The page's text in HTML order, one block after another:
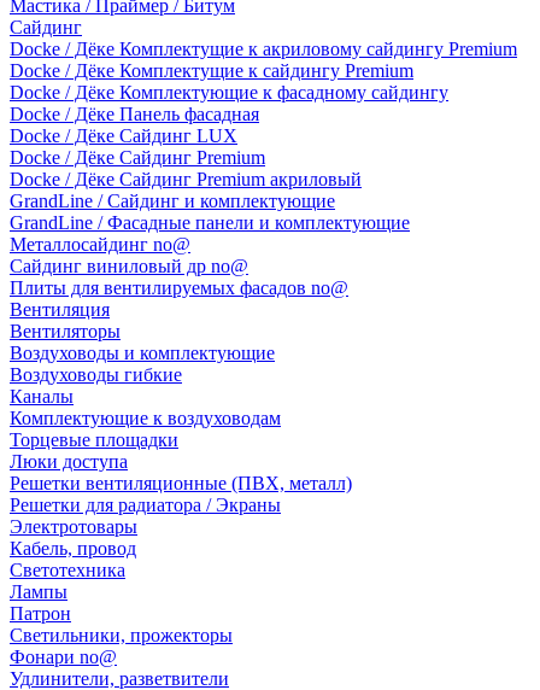
Мастика / Праймер / Битум
Сайдинг
Docke / Дёке Комплектущие к акриловому сайдингу Premium
Docke / Дёке Комплектущие к сайдингу Premium
Docke / Дёке Комплектующие к фасадному сайдингу
Docke / Дёке Панель фасадная
Docke / Дёке Сайдинг LUX
Docke / Дёке Сайдинг Premium
Docke / Дёке Сайдинг Premium акриловый
GrandLine / Сайдинг и комплектующие
GrandLine / Фасадные панели и комплектующие
Металлосайдинг no@
Сайдинг виниловый др no@
Плиты для вентилируемых фасадов no@
Вентиляция
Вентиляторы
Воздуховоды и комплектующие
Воздуховоды гибкие
Каналы
Комплектующие к воздуховодам
Торцевые площадки
Люки доступа
Решетки вентиляционные (ПВХ, металл)
Решетки для радиатора / Экраны
Электротовары
Кабель, провод
Светотехника
Лампы
Патрон
Светильники, прожекторы
Фонари no@
Удлинители, разветвители